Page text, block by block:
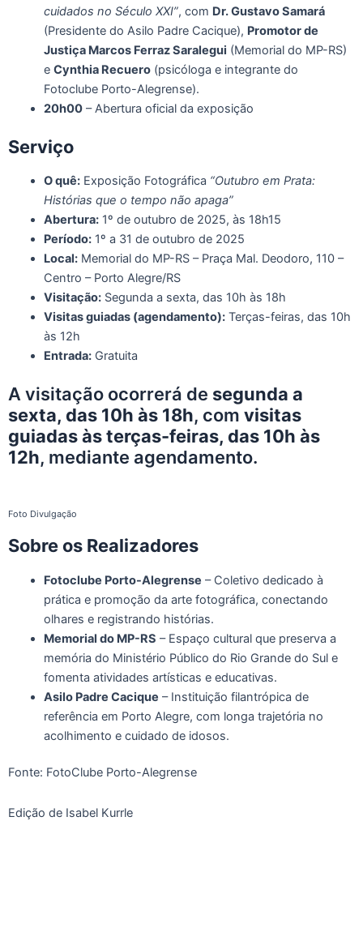
cuidados no Século XXI”, com Dr. Gustavo Samará
(Presidente do Asilo Padre Cacique), Promotor de
Justiça Marcos Ferraz Saralegui (Memorial do MP-RS)
e Cynthia Recuero(psicóloga e integrante do
Fotoclube Porto-Alegrense).
20h00– Abertura oficial da exposição
Serviço
O quê:Exposição Fotográfica “Outubro em Prata:
Histórias que o tempo não apaga”
Abertura:1º de outubro de 2025, às 18h15
Período:1º a 31 de outubro de 2025
Local:Memorial do MP-RS – Praça Mal. Deodoro, 110 –
Centro – Porto Alegre/RS
Visitação:Segunda a sexta, das 10h às 18h
Visitas guiadas (agendamento):Terças-feiras, das 10h
às 12h
Entrada:Gratuita
A visitação ocorrerá de segunda a
sexta, das 10h às 18h, com visitas
guiadas às terças-feiras, das 10h às
12h, mediante agendamento.
Foto Divulgação
Sobre os Realizadores
Fotoclube Porto-Alegrense – Coletivo dedicado à
prática e promoção da arte fotográfica, conectando
olhares e registrando histórias.
Memorial do MP-RS – Espaço cultural que preserva a
memória do Ministério Público do Rio Grande do Sul e
fomenta atividades artísticas e educativas.
Asilo Padre Cacique – Instituição filantrópica de
referência em Porto Alegre, com longa trajetória no
acolhimento e cuidado de idosos.
Fonte: FotoClube Porto-Alegrense
Edição de Isabel Kurrle